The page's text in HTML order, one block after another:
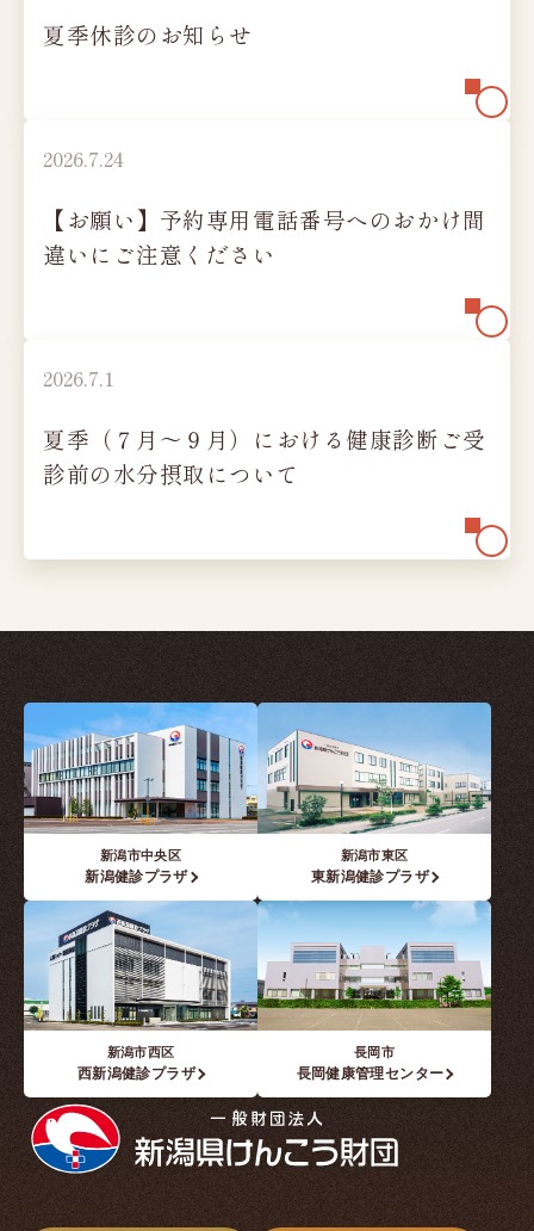
新潟県けんこう財団
機関紙
健康診断機関登録票
受診者様の権利
採用情報
予約日時変更・
夏季休診のお知らせ
2026.7.24
【お願い】予約専用電話番号へのおかけ間
違いにご注意ください
2026.7.1
夏季（７月～９月）における健康診断ご受
診前の水分摂取について
新潟市中央区
新潟健診プラザ
新潟市東区
東新潟健診プラザ
新潟市西区
西新潟健診プラザ
長岡市
長岡健康管理センター